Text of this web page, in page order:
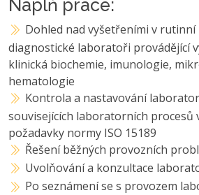
Náplň práce:
Dohled nad vyšetřeními v
diagnostické laboratoři provádějící
klinická biochemie, imunologie,
hematologie
Kontrola a nastavování
souvisejících laboratorních procesů
požadavky normy ISO 15189
Řešení běžných provozních
Uvolňování a konzultace
Po seznámení se s provozem